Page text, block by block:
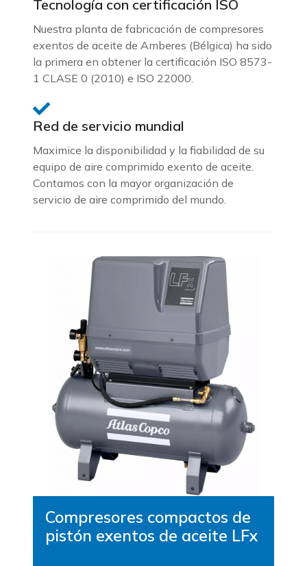
Tecnología con certificación ISO
Nuestra planta de fabricación de compresores
exentos de aceite de Amberes (Bélgica) ha sido
la primera en obtener la certificación ISO 8573-
1 CLASE 0 (2010) e ISO 22000.
Red de servicio mundial
Maximice la disponibilidad y la fiabilidad de su
equipo de aire comprimido exento de aceite.
Contamos con la mayor organización de
servicio de aire comprimido del mundo.
Compresores compactos de
pistón exentos de aceite LFx